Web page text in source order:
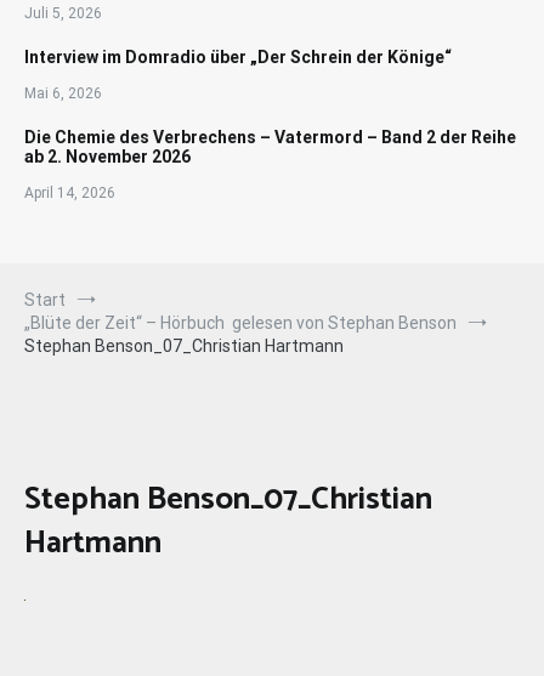
Juli 5, 2026
Interview im Domradio über „Der Schrein der Könige“
Mai 6, 2026
Die Chemie des Verbrechens – Vatermord – Band 2 der Reihe
ab 2. November 2026
April 14, 2026
Start
„Blüte der Zeit“ – Hörbuch gelesen von Stephan Benson
Stephan Benson_07_Christian Hartmann
Stephan Benson_07_Christian
Hartmann